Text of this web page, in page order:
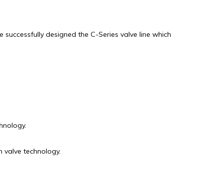
designed the C-Series valve line which
valve technology.